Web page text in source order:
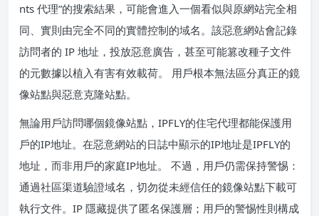
nts 代理”的搜索結果，可能會進入一個看似與原網站完全相
同、實則由完全不同的實體控制的域名。該惡意網站會記錄
訪問者的 IP 地址，投放惡意廣告，甚至可能篡改種子文件
的元數據以植入有害有效載荷。 用戶根本無法區分真正的鏡
像站點與惡意克隆站點。
無論用戶訪問哪個鏡像站點，IPFLY的住宅代理都能保護用
戶的IP地址。在惡意網站的日誌中顯示的IP地址是IPFLY的
地址，而非用戶的家庭IP地址。 不過，用戶仍需保持警惕：
通過社區渠道驗證域名，切勿從未經信任的鏡像站點下載可
執行文件。IP 隱藏提供了匿名保護層；用戶的警惕性則構成